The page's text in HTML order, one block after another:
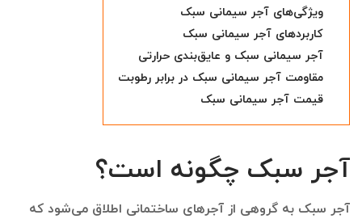
ویژگی‌های آجر سیمانی سبک
کاربردهای آجر سیمانی سبک
آجر سیمانی سبک و عایق‌بندی حرارتی
مقاومت آجر سیمانی سبک در برابر رطوبت
قیمت آجر سیمانی سبک
آجر سبک چگونه است؟
آجر سبک به گروهی از آجرهای ساختمانی اطلاق می‌شود که